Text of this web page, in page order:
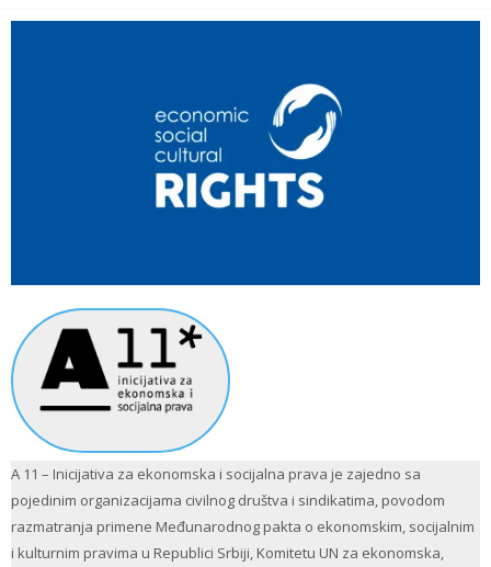
A 11 – Inicijativa za ekonomska i socijalna prava je zajedno sa
pojedinim organizacijama civilnog društva i sindikatima, povodom
razmatranja primene Međunarodnog pakta o ekonomskim, socijalnim
i kulturnim pravima u Republici Srbiji, Komitetu UN za ekonomska,